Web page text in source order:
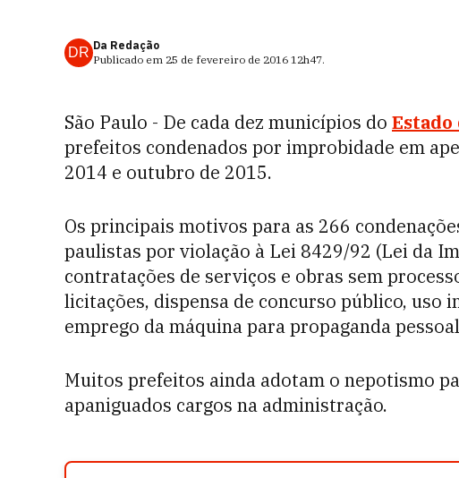
DR Da Redação
Publicado em 25 de fevereiro de 2016 12h47.
São Paulo - De cada dez municípios do Estado
prefeitos condenados por improbidade em
2014 e outubro de 2015.
Os principais motivos para as 266
paulistas por violação à Lei 8429/92 (Lei da
contratações de serviços e obras sem
licitações, dispensa de concurso público, uso
emprego da máquina para propaganda
Muitos prefeitos ainda adotam o nepotismo
apaniguados cargos na administração.